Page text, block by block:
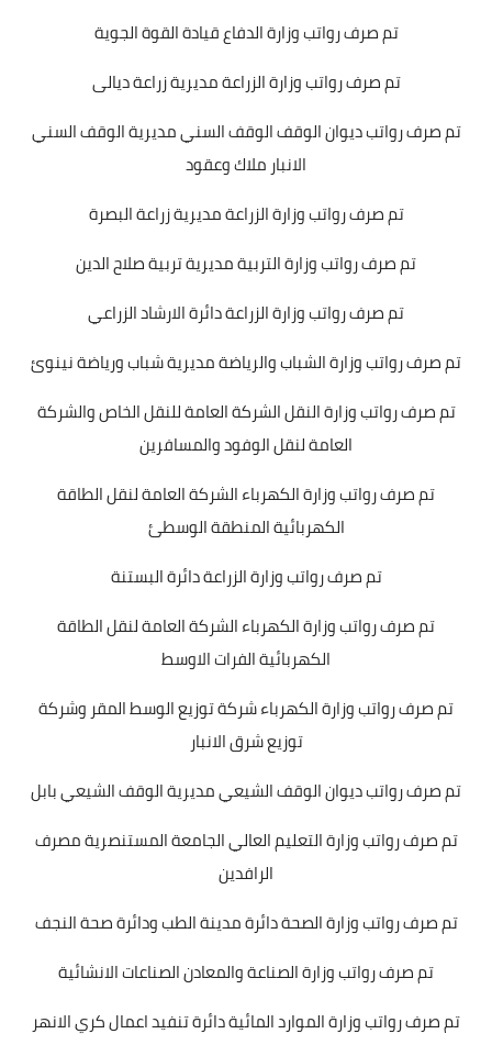
تم صرف رواتب وزارة الدفاع قيادة القوة الجوية
تم صرف رواتب وزارة الزراعة مديرية زراعة ديالى
تم صرف رواتب ديوان الوقف الوقف السني مديرية الوقف السني
الانبار ملاك وعقود
تم صرف رواتب وزارة الزراعة مديرية زراعة البصرة
تم صرف رواتب وزارة التربية مديرية تربية صلاح الدين
تم صرف رواتب وزارة الزراعة دائرة الارشاد الزراعي
تم صرف رواتب وزارة الشباب والرياضة مديرية شباب ورياضة نينوئ
تم صرف رواتب وزارة النقل الشركة العامة للنقل الخاص والشركة
العامة لنقل الوفود والمسافرين
تم صرف رواتب وزارة الكهرباء الشركة العامة لنقل الطاقة
الكهربائية المنطقة الوسطئ
تم صرف رواتب وزارة الزراعة دائرة البستنة
تم صرف رواتب وزارة الكهرباء الشركة العامة لنقل الطاقة
الكهربائية الفرات الاوسط
تم صرف رواتب وزارة الكهرباء شركة توزيع الوسط المقر وشركة
توزيع شرق الانبار
تم صرف رواتب ديوان الوقف الشيعي مديرية الوقف الشيعي بابل
تم صرف رواتب وزارة التعليم العالي الجامعة المستنصرية مصرف
الرافدين
تم صرف رواتب وزارة الصحة دائرة مدينة الطب ودائرة صحة النجف
تم صرف رواتب وزارة الصناعة والمعادن الصناعات الانشائية
تم صرف رواتب وزارة الموارد المائية دائرة تنفيد اعمال كري الانهر